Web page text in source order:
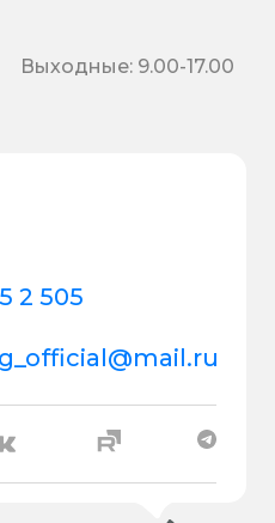
2 505
Выходные: 9.00-17.00